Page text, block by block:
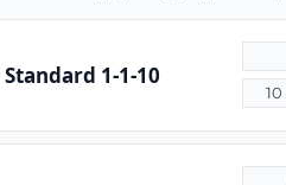
Standard 1-1-10